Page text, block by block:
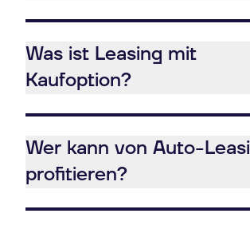
Was ist Leasing mit
Kaufoption?
Wer kann von Auto-
profitieren?